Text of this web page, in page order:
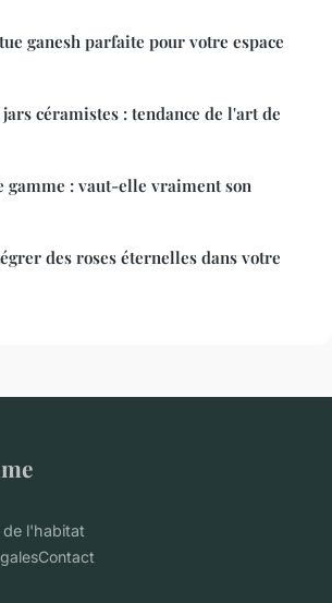
ganesh parfaite pour votre espace
céramistes : tendance de l'art de
gamme : vaut-elle vraiment son
des roses éternelles dans votre
l'habitat
Contact